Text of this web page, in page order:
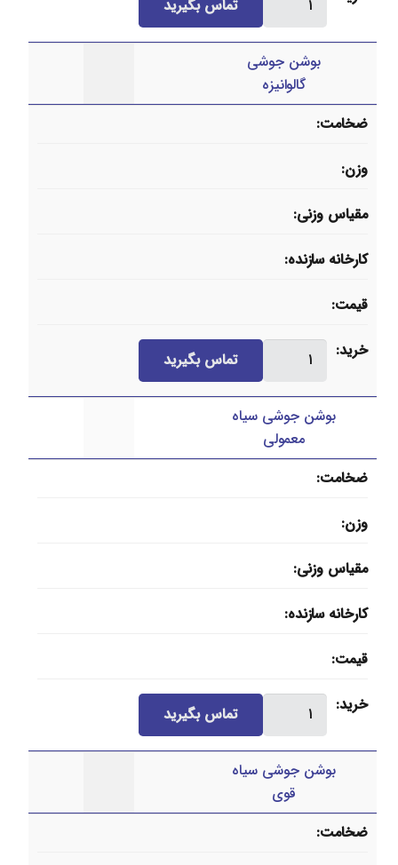
مساوی
درزدار
ایران
اتصال
عدد
تماس بگیرید
بوشن جوشی
گالوانیزه
ضخامت
وزن
مقیاس وزنی
کارخانه سازنده
قیمت
خرید
بوشن
گالوانیزه
عدد
تماس بگیرید
بوشن جوشی سیاه
معمولی
ضخامت
وزن
مقیاس وزنی
کارخانه سازنده
قیمت
خرید
بوشن
سیاه
معمولی
تماس بگیرید
بوشن جوشی سیاه
قوی
ضخامت